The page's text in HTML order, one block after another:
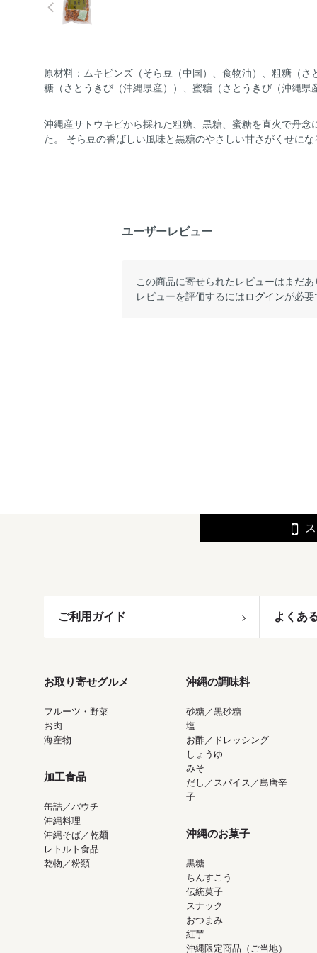
原材料：ムキビンズ（そら豆（中国）、食物油）、粗糖（さ
糖（さとうきび（沖縄県産））、蜜糖（さとうきび（沖縄県
沖縄産サトウキビから採れた粗糖、黒糖、蜜糖を直火で丹念
た。 そら豆の香ばしい風味と黒糖のやさしい甘さがくせに
ユーザーレビュー
この商品に寄せられたレビューはまだあ
レビューを評価するには ログインが必要
ご利用ガイド よくあ
お取り寄せグルメ
フルーツ・野菜
お肉
海産物
加工食品
缶詰／パウチ
沖縄料理
沖縄そば／乾麺
レトルト食品
乾物／粉類
沖縄の調味料
砂糖／黒砂糖
塩
お酢／ドレッシング
しょうゆ
みそ
だし／スパイス／島唐辛
子
沖縄のお菓子
黒糖
ちんすこう
伝統菓子
スナック
おつまみ
紅芋
沖縄限定商品（ご当地）